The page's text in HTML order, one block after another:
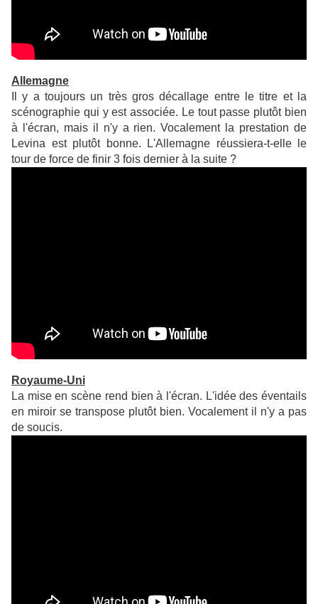
Allemagne
Il y a toujours un très gros décallage entre le titre et la
scénographie qui y est associée. Le tout passe plutôt bien
à l'écran, mais il n'y a rien. Vocalement la prestation de
Levina est plutôt bonne. L'Allemagne réussiera-t-elle le
tour de force de finir 3 fois dernier à la suite ?
Royaume-Uni
La mise en scène rend bien à l'écran. L'idée des éventails
en miroir se transpose plutôt bien. Vocalement il n'y a pas
de soucis.